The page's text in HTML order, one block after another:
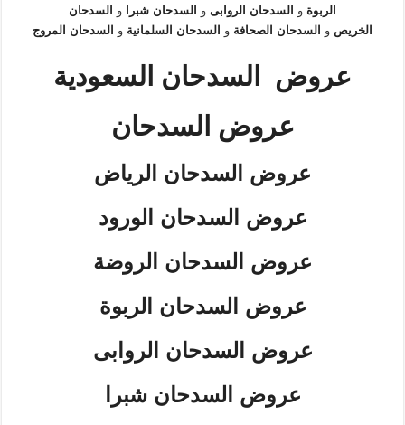
الربوةو السدحان الروابىو السدحان شبراو السدحان
الخريصو السدحان الصحافةو السدحان السلمانيةو السدحان المروج
عروض السدحان السعودية
عروض السدحان
عروض السدحان الرياض
عروض السدحان الورود
عروض السدحان الروضة
عروض السدحان الربوة
عروض السدحان الروابى
عروض السدحان شبرا